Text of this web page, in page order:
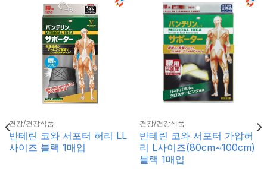
건강/건강식품
반테린 코와 서포터 허리 LL
사이즈 블랙 1매입
건강/건강식품
반테린 코와 서포터 가압허
리 L사이즈(80cm~100cm)
블랙 1매입